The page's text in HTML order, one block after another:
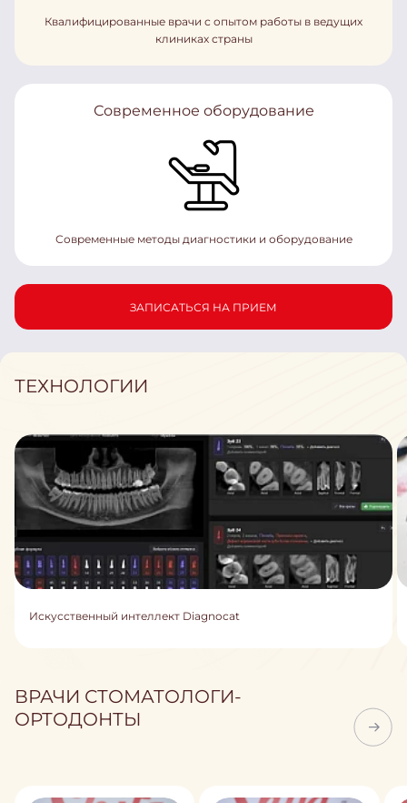
Квалифицированные врачи с опытом работы в ведущих
клиниках страны
Современное оборудование
Современные методы диагностики и оборудование
ЗАПИСАТЬСЯ НА ПРИЕМ
ТЕХНОЛОГИИ
Искусственный интеллект Diagnocat
ВРАЧИ СТОМАТОЛОГИ-
ОРТОДОНТЫ